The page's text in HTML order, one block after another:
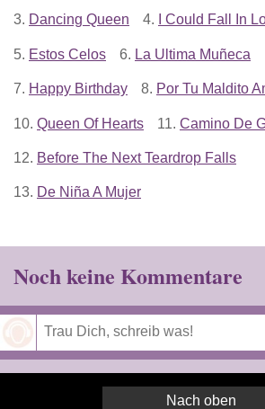
3. Dancing Queen 4. I Could Fall In
5. Estos Celos 6. La Ultima Muñeca
7. Happy Birthday 8. Por Tu Maldito
10. Queen Of Hearts 11. Camino De
12. Before The Next Teardrop Falls
13. De Niña A Mujer
Noch keine Kommentare
Nach oben